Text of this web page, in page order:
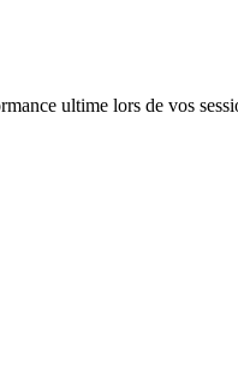
ultime lors de vos